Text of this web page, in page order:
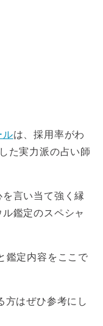
ルは、採用率がわ
た実力派の占い師
言い当て強く縁
鑑定のスペシャ
鑑定内容をここで
方はぜひ参考にし